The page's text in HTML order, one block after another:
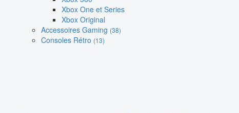
Xbox One et Series
Xbox Original
Accessoires Gaming (38)
Consoles Rétro (13)